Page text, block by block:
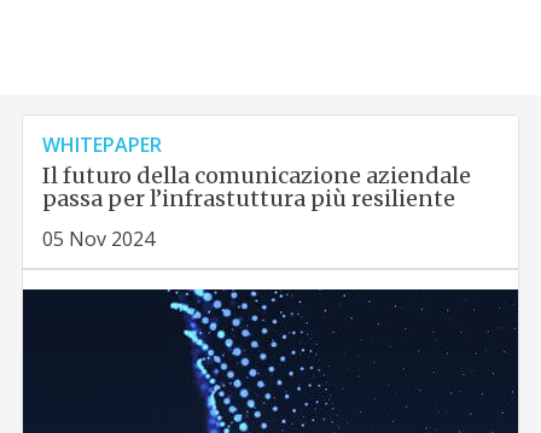
WHITEPAPER
Il futuro della comunicazione aziendale
passa per l’infrastuttura più resiliente
05 Nov 2024